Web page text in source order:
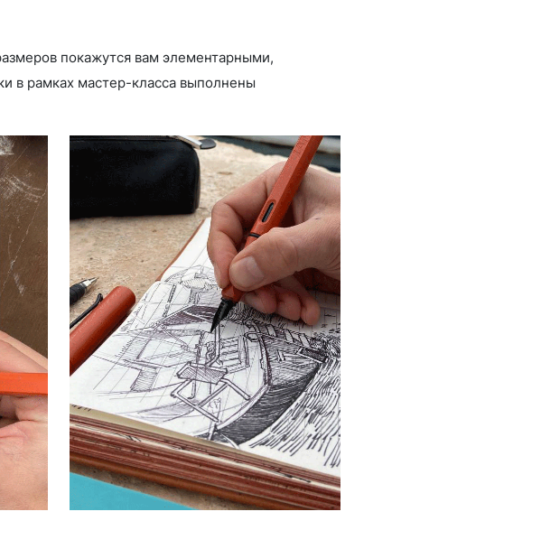
покажутся вам элементарными,
в рамках мастер-класса выполнены